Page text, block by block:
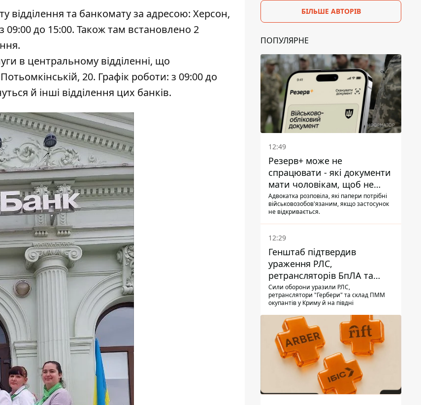
та банкомату за адресою: Херсон,
до 15:00. Також там встановлено 2
в центральному відділенні, що
20. Графік роботи: з 09:00 до
й інші відділення цих банків.
БІЛЬШЕ АВТОРІВ
ПОПУЛЯРНЕ
12:49
Резерв+ може не
спрацювати - які документи
мати чоловікам, щоб не
потрапити до ТЦК
Адвокатка розповіла, які папери потрібні
військовозобов'язаним, якщо застосунок
не відкривається.
12:29
Генштаб підтвердив
ураження РЛС,
ретрансляторів БпЛА та
інших військових об'єктів
РФ у Криму й на півдні
Сили оборони уразили РЛС,
ретранслятори "Гербери" та склад ПММ
окупантів у Криму й на півдні